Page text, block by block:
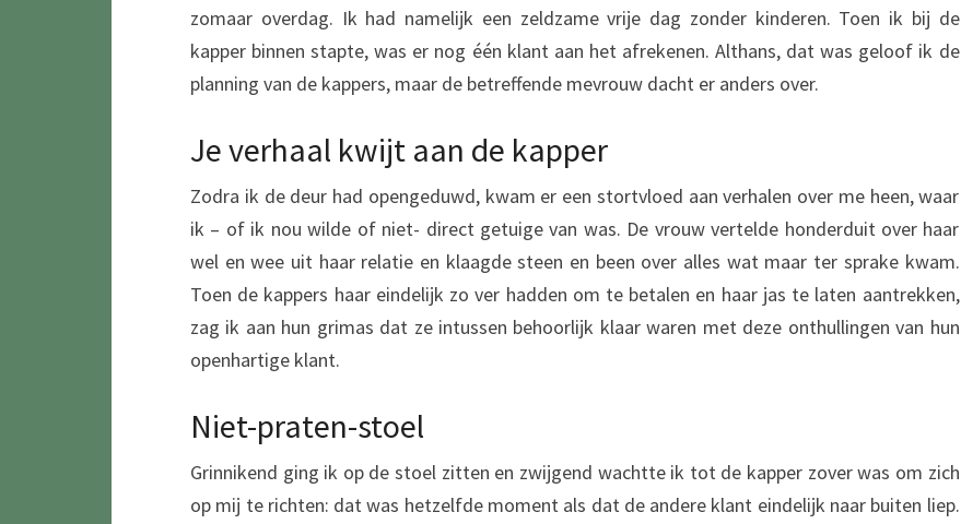
zomaar overdag. Ik had namelijk een zeldzame vrije dag zonder kinderen. Toen ik bij de
kapper binnen stapte, was er nog één klant aan het afrekenen. Althans, dat was geloof ik de
planning van de kappers, maar de betreffende mevrouw dacht er anders over.
Je verhaal kwijt aan de kapper
Zodra ik de deur had opengeduwd, kwam er een stortvloed aan verhalen over me heen, waar
ik – of ik nou wilde of niet- direct getuige van was. De vrouw vertelde honderduit over haar
wel en wee uit haar relatie en klaagde steen en been over alles wat maar ter sprake kwam.
Toen de kappers haar eindelijk zo ver hadden om te betalen en haar jas te laten aantrekken,
zag ik aan hun grimas dat ze intussen behoorlijk klaar waren met deze onthullingen van hun
openhartige klant.
Niet-praten-stoel
Grinnikend ging ik op de stoel zitten en zwijgend wachtte ik tot de kapper zover was om zich
op mij te richten: dat was hetzelfde moment als dat de andere klant eindelijk naar buiten liep.